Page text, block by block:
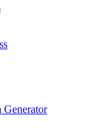
Generator